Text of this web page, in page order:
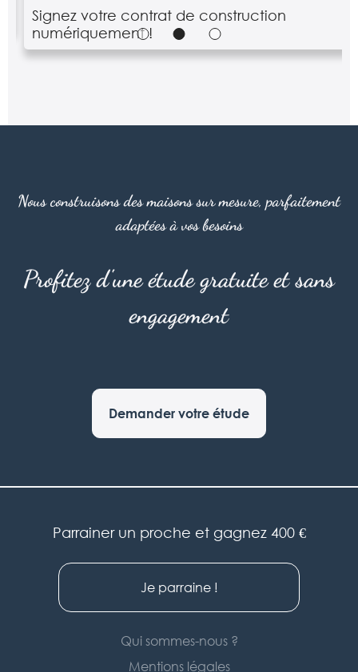
Signez votre contrat de construction
numériquement !
Nous construisons des maisons sur mesure, parfaitement
adaptées à vos besoins
Profitez d'une étude gratuite et sans
engagement
Demander votre étude
Parrainer un proche et gagnez 400 €
Je parraine !
Qui sommes-nous ?
Mentions légales